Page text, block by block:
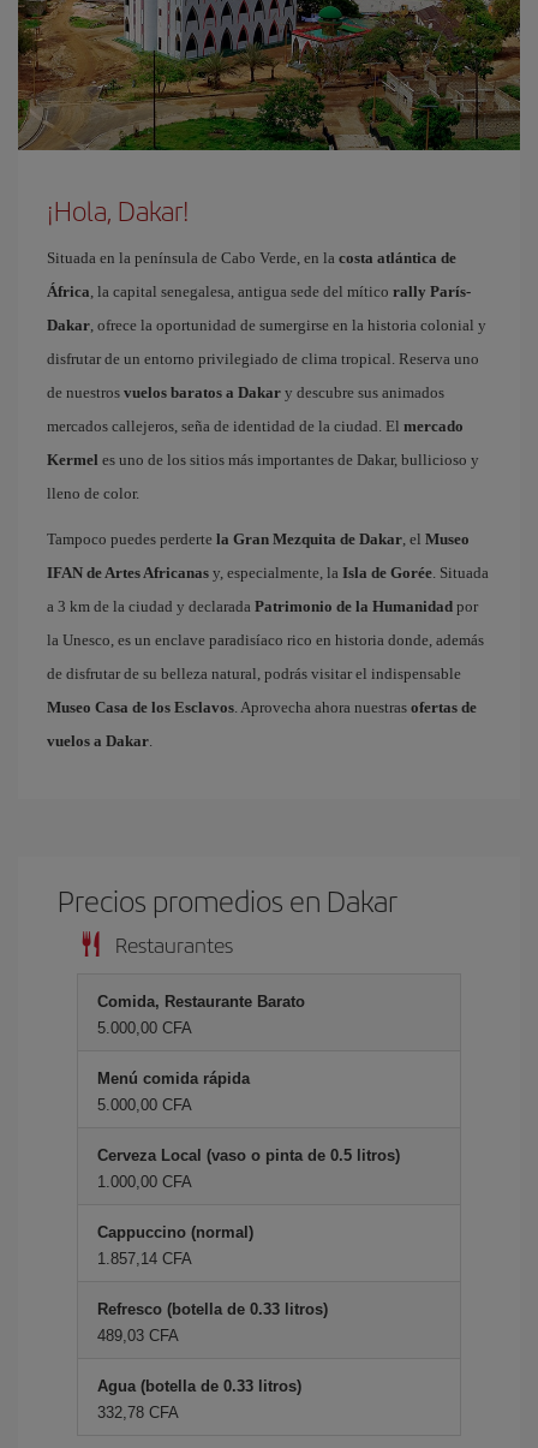
¡Hola, Dakar!
Situada en la península de Cabo Verde, en la costa atlántica de
África, la capital senegalesa, antigua sede del mítico rally París-
Dakar, ofrece la oportunidad de sumergirse en la historia colonial y
disfrutar de un entorno privilegiado de clima tropical. Reserva uno
de nuestros vuelos baratos a Dakar y descubre sus animados
mercados callejeros, seña de identidad de la ciudad. El mercado
Kermel es uno de los sitios más importantes de Dakar, bullicioso y
lleno de color.
Tampoco puedes perderte la Gran Mezquita de Dakar, el Museo
IFAN de Artes Africanas y, especialmente, la Isla de Gorée. Situada
a 3 km de la ciudad y declarada Patrimonio de la Humanidad por
la Unesco, es un enclave paradisíaco rico en historia donde, además
de disfrutar de su belleza natural, podrás visitar el indispensable
Museo Casa de los Esclavos. Aprovecha ahora nuestras ofertas de
vuelos a Dakar.
Precios promedios en Dakar
Restaurantes
Comida, Restaurante Barato
5.000,00 CFA
Menú comida rápida
5.000,00 CFA
Cerveza Local (vaso o pinta de 0.5 litros)
1.000,00 CFA
Cappuccino (normal)
1.857,14 CFA
Refresco (botella de 0.33 litros)
489,03 CFA
Agua (botella de 0.33 litros)
332,78 CFA